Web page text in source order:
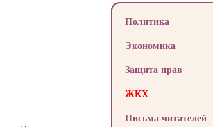
Политика
Экономика
Защита прав
ЖКХ
Письма читателей